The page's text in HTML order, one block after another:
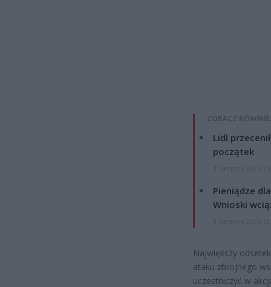
ZOBACZ
Lidl
początek
Pieniądze
Wnioski
Największy
ataku zbrojnego
uczestniczyć w